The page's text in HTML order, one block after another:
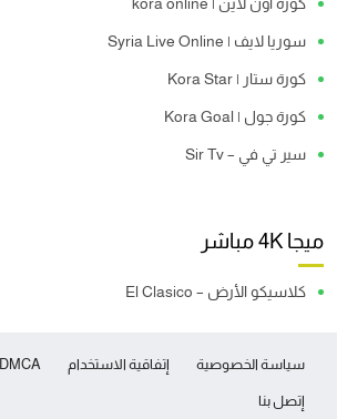
سوريا لايف | Syria Live Online
كورة ستار | Kora Star
كورة جول | Kora Goal
سير تي في – Sir Tv
ميجا 4K مباشر
كلاسيكو الأرض – El Clasico
سياسة الخصوصية إتفاقية الاستخدام DMCA
إتصل بنا